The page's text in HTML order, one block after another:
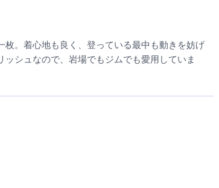
。着心地も良く、登っている最中も動きを妨げ
シュなので、岩場でもジムでも愛用していま